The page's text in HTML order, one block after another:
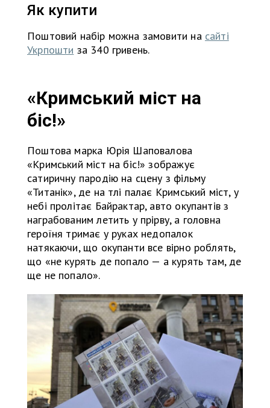
Як купити
Поштовий набір можна замовити на сайті
Укрпошти за 340 гривень.
«Кримський міст на
біс!»
Поштова марка Юрія Шаповалова
«Кримський міст на біс!» зображує
сатиричну пародію на сцену з фільму
«Титанік», де на тлі палає Кримський міст, у
небі пролітає Байрактар, авто окупантів з
награбованим летить у прірву, а головна
героїня тримає у руках недопалок
натякаючи, що окупанти все вірно роблять,
що «не курять де попало — а курять там, де
ще не попало».